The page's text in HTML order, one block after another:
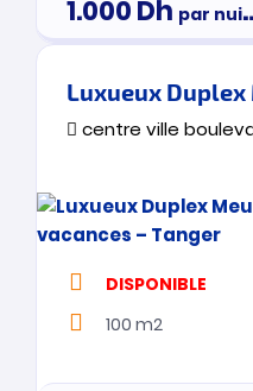
1.000Dh par nuitée
centre ville
DISPONIBLE
100 m2